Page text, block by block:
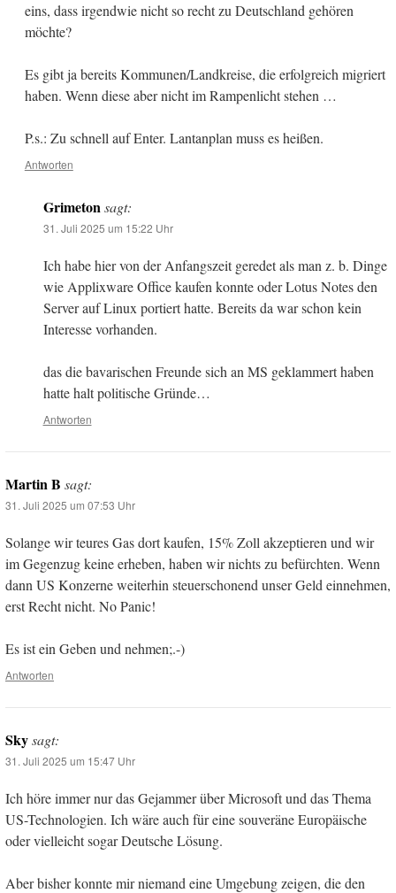
eins, dass irgendwie nicht so recht zu Deutschland gehören
möchte?
Es gibt ja bereits Kommunen/Landkreise, die erfolgreich migriert
haben. Wenn diese aber nicht im Rampenlicht stehen …
P.s.: Zu schnell auf Enter. Lantanplan muss es heißen.
Antworten
Grimeton sagt:
31. Juli 2025 um 15:22 Uhr
Ich habe hier von der Anfangszeit geredet als man z. b. Dinge
wie Applixware Office kaufen konnte oder Lotus Notes den
Server auf Linux portiert hatte. Bereits da war schon kein
Interesse vorhanden.
das die bavarischen Freunde sich an MS geklammert haben
hatte halt politische Gründe…
Antworten
Martin B sagt:
31. Juli 2025 um 07:53 Uhr
Solange wir teures Gas dort kaufen, 15% Zoll akzeptieren und wir
im Gegenzug keine erheben, haben wir nichts zu befürchten. Wenn
dann US Konzerne weiterhin steuerschonend unser Geld einnehmen,
erst Recht nicht. No Panic!
Es ist ein Geben und nehmen;.-)
Antworten
Skysagt:
31. Juli 2025 um 15:47 Uhr
Ich höre immer nur das Gejammer über Microsoft und das Thema
US-Technologien. Ich wäre auch für eine souveräne Europäische
oder vielleicht sogar Deutsche Lösung.
Aber bisher konnte mir niemand eine Umgebung zeigen, die den